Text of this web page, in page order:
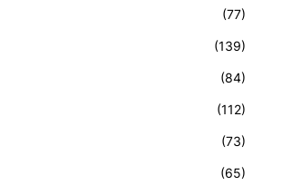
(77)
(139)
(84)
(112)
(73)
(65)